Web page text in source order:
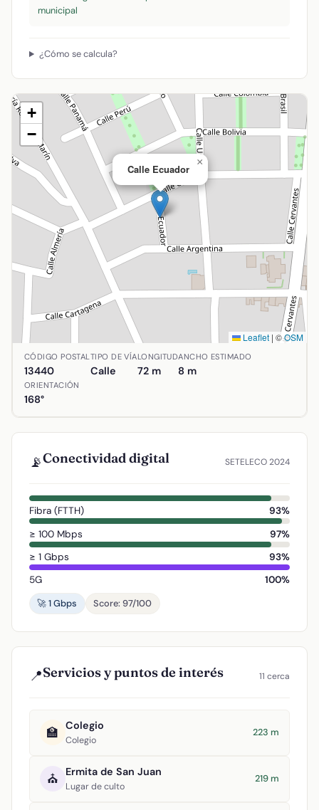
municipal
¿Cómo se calcula?
Calle Ecuador
×
+
−
Leaflet | ©OSM
Ubicación de Calle Ecuador en Argamasilla de Calatrava,
CÓDIGO POSTAL
13440
TIPO DE VÍA
Calle
LONGITUD
72 m
ANCHO ESTIMADO
8 m
ORIENTACIÓN
168°
📡Conectividad digital SETELECO 2024
Fibra (FTTH)
93%
≥ 100 Mbps
97%
≥ 1 Gbps
93%
5G
100%
🚀 1 Gbps
Score: 97/100
📍Servicios y puntos de interés 11 cerca
🏫 Colegio
Colegio
223 m
⛪ Ermita de San Juan
Lugar de culto
219 m